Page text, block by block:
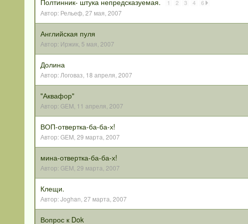
Полтинник- штука непредсказуемая. 1 2 3 4 6
Автор: Рельеф,27 мая, 2007
Английская пуля
Автор: Иржик, 5 мая, 2007
Долина
Автор:Логоваз, 18 апреля, 2007
"Аквафор"
Автор: GEM, 11 апреля, 2007
ВОП-отвертка-ба-ба-х!
Автор:GEM,29 марта, 2007
мина-отвертка-ба-ба-х!
Автор: GEM, 29 марта, 2007
Клещи.
Автор:Joghan,27 марта, 2007
Вопрос к Dok